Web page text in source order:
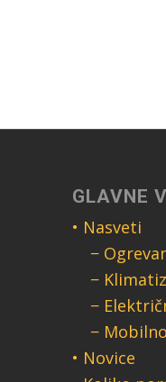
GLAVNE
• Nasveti
−
−
−
−
• Novice